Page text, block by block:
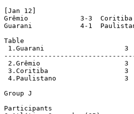
[Jan 12]
Grêmio             3-3  Coritiba
Guarani            4-1
Table
1.Guarani                    3
2.Grêmio                     3
3.Coritiba                   3
4.Paulistano                 3
Group J
Participants